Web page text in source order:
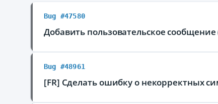
Bug #47580
Добавить пользовательское
Bug #48961
[FR] Сделать ошибку о некорректных